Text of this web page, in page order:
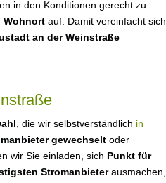
in den Konditionen gerecht zu
Wohnort auf. Damit vereinfacht sich
an der Weinstraße
, die wir selbstverständlich in
gewechselt oder
wir Sie einladen, sich Punkt für
Stromanbieterausmachen,